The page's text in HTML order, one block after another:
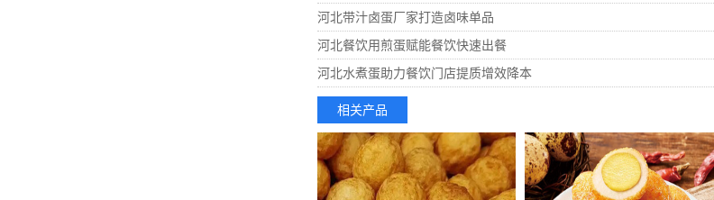
河北带汁卤蛋厂家打造卤味单品
河北餐饮用煎蛋赋能餐饮快速出餐
河北水煮蛋助力餐饮门店提质增效降本
相关产品